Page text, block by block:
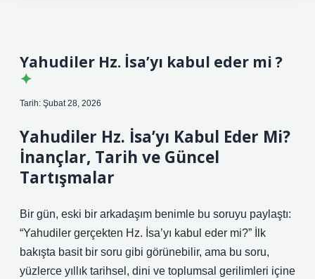
Yahudiler Hz. İsa’yı kabul eder mi ?
Tarih: Şubat 28, 2026
Yahudiler Hz. İsa’yı Kabul Eder Mi?
İnançlar, Tarih ve Güncel
Tartışmalar
Bir gün, eski bir arkadaşım benimle bu soruyu paylaştı:
“Yahudiler gerçekten Hz. İsa’yı kabul eder mi?” İlk
bakışta basit bir soru gibi görünebilir, ama bu soru,
yüzlerce yıllık tarihsel, dini ve toplumsal gerilimleri içine